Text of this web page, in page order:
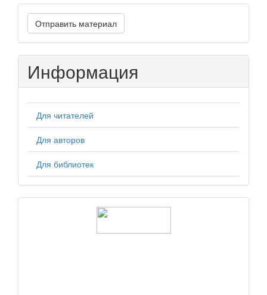
Отправить
материал
Отправить материал
Информация
Для читателей
Для авторов
Для библиотек